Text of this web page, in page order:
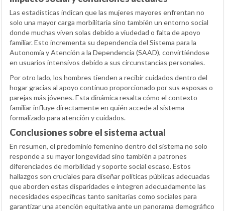
Las estadísticas indican que las mujeres mayores enfrentan no
solo una mayor carga morbilitaria sino también un entorno social
donde muchas viven solas debido a viudedad o falta de apoyo
familiar. Esto incrementa su dependencia del Sistema para la
Autonomía y Atención a la Dependencia (SAAD), convirtiéndose
en usuarios intensivos debido a sus circunstancias personales.
Por otro lado, los hombres tienden a recibir cuidados dentro del
hogar gracias al apoyo continuo proporcionado por sus esposas o
parejas más jóvenes. Esta dinámica resalta cómo el contexto
familiar influye directamente en quién accede al sistema
formalizado para atención y cuidados.
Conclusiones sobre el sistema actual
En resumen, el predominio femenino dentro del sistema no solo
responde a su mayor longevidad sino también a patrones
diferenciados de morbilidad y soporte social escaso. Estos
hallazgos son cruciales para diseñar políticas públicas adecuadas
que aborden estas disparidades e integren adecuadamente las
necesidades específicas tanto sanitarias como sociales para
garantizar una atención equitativa ante un panorama demográfico